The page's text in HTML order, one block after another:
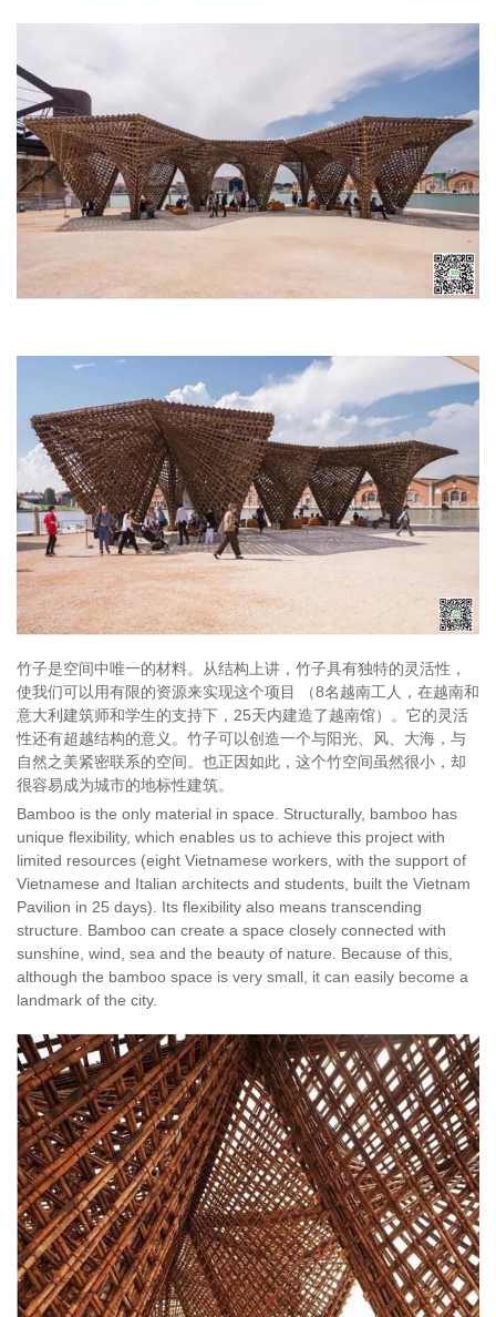
竹子是空间中唯一的材料。从结构上讲，竹子具有独特的灵活性，
使我们可以用有限的资源来实现这个项目 （8名越南工人，在越南和
意大利建筑师和学生的支持下，25天内建造了越南馆）。它的灵活
性还有超越结构的意义。竹子可以创造一个与阳光、风、大海，与
自然之美紧密联系的空间。也正因如此，这个竹空间虽然很小，却
很容易成为城市的地标性建筑。
Bamboo is the only material in space. Structurally, bamboo has
unique flexibility, which enables us to achieve this project with
limited resources (eight Vietnamese workers, with the support of
Vietnamese and Italian architects and students, built the Vietnam
Pavilion in 25 days). Its flexibility also means transcending
structure. Bamboo can create a space closely connected with
sunshine, wind, sea and the beauty of nature. Because of this,
although the bamboo space is very small, it can easily become a
landmark of the city.